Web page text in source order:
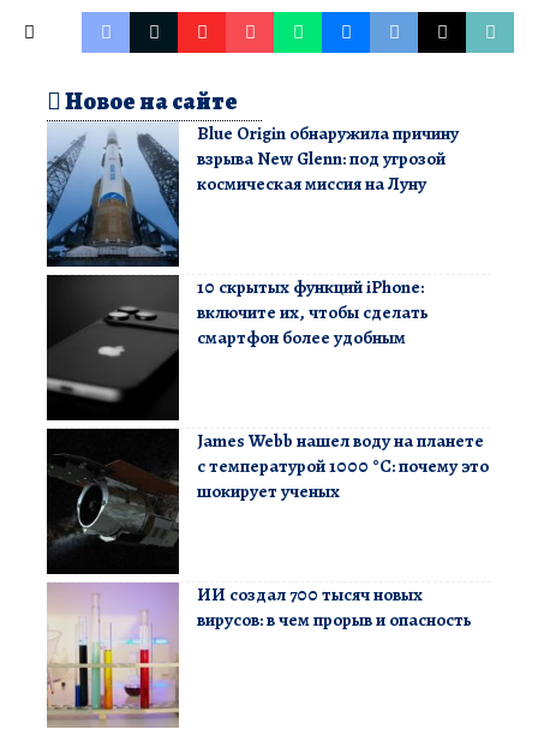
Новое на сайте
Blue Origin обнаружила причину
взрыва New Glenn: под угрозой
космическая миссия на Луну
10 скрытых функций iPhone:
включите их, чтобы сделать
смартфон более удобным
James Webb нашел воду на планете
с температурой 1000 °C: почему это
шокирует ученых
ИИ создал 700 тысяч новых
вирусов: в чем прорыв и опасность